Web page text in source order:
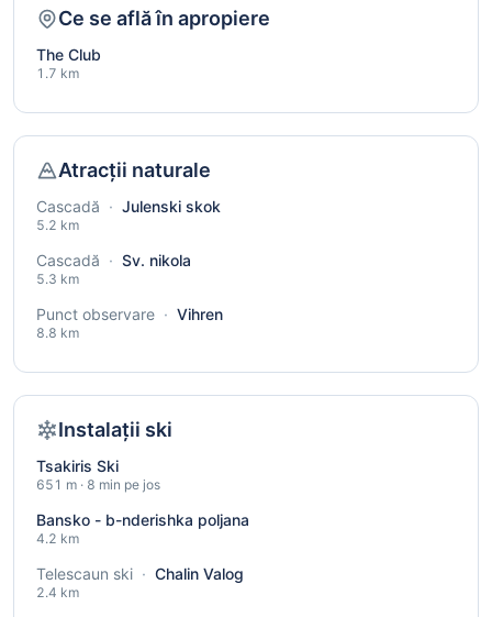
Ce se află în apropiere
The Club
1.7 km
Atracții naturale
Cascadă · Julenski skok
5.2 km
Cascadă · Sv. nikola
5.3 km
Punct observare · Vihren
8.8 km
Instalații ski
Tsakiris Ski
651 m · 8 min pe jos
Bansko - b-nderishka poljana
4.2 km
Telescaun ski · Chalin Valog
2.4 km